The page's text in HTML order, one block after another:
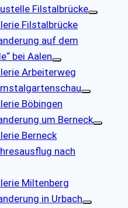
Filstalbrücke
Filstalbrücke
auf dem
bei Aalen
Arbeiterweg
Böbingen
um Berneck
Berneck
nach
Miltenberg
in Urbach